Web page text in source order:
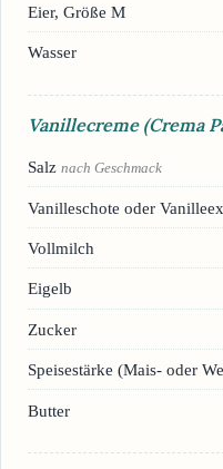
Eier, Größe M
Wasser
Vanillecreme (Crema
Salz nach Geschmack
Vanilleschote oder
Vollmilch
Eigelb
Zucker
Speisestärke (Mais- oder
Butter